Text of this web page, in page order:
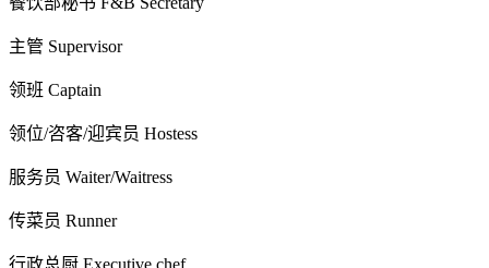
主管 Supervisor
领班 Captain
领位/咨客/迎宾员 Hostess
服务员 Waiter/Waitress
传菜员 Runner
行政总厨 Executive chef